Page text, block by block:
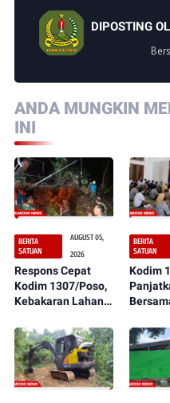
DIPOSTING
ANDA MUNGKIN
INI
BERITA
SATUAN
AUGUST 05,
2026
Respons Cepat
Kodim 1307/Poso,
Kebakaran Lahan
Warga Berhasil
Dipadamkan
BERITA
SATUAN
Kodim
TNI
2026